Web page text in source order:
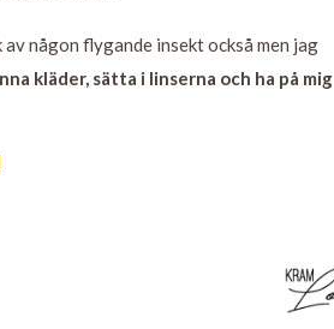
någon flygande insekt också men jag
kläder, sätta i linserna och ha på mig